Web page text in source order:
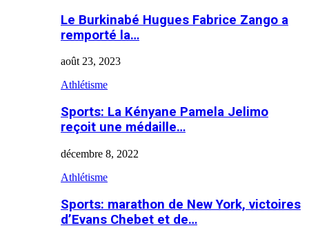
Le Burkinabé Hugues Fabrice Zango a
remporté la…
août 23, 2023
Athlétisme
Sports: La Kényane Pamela Jelimo
reçoit une médaille…
décembre 8, 2022
Athlétisme
Sports: marathon de New York, victoires
d’Evans Chebet et de…